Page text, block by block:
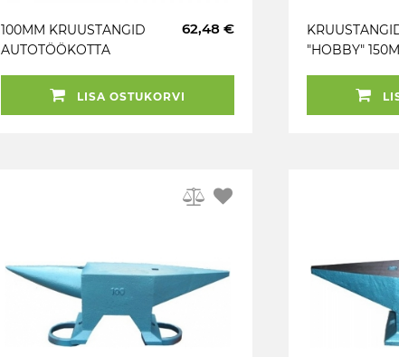
100MM KRUUSTANGID
AUTOTÖÖKOTTA
HAARE 75 MM) JBM
62,48 €
LISA OSTUKORVI
"HOBBY"
PÖÖRATAV